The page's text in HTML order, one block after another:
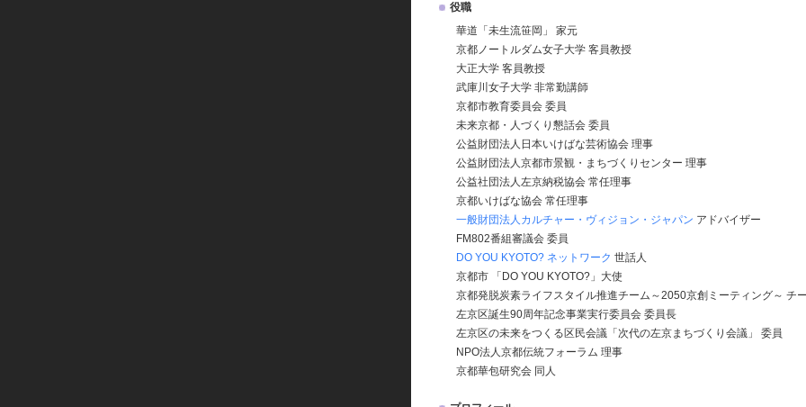
役職
華道「未生流笹岡」 家元
京都ノートルダム女子大学 客員教授
大正大学 客員教授
武庫川女子大学 非常勤講師
京都市教育委員会 委員
未来京都・人づくり懇話会 委員
公益財団法人日本いけばな芸術協会 理事
公益財団法人京都市景観・まちづくりセンター 理事
公益社団法人左京納税協会 常任理事
京都いけばな協会 常任理事
一般財団法人カルチャー・ヴィジョン・ジャパン アドバイザー
FM802番組審議会 委員
DO YOU KYOTO? ネットワーク 世話人
京都市 「DO YOU KYOTO?」大使
京都発脱炭素ライフスタイル推進チーム～2050京創ミーティング～ チ
左京区誕生90周年記念事業実行委員会 委員長
左京区の未来をつくる区民会議「次代の左京まちづくり会議」 委員
NPO法人京都伝統フォーラム 理事
京都華包研究会 同人